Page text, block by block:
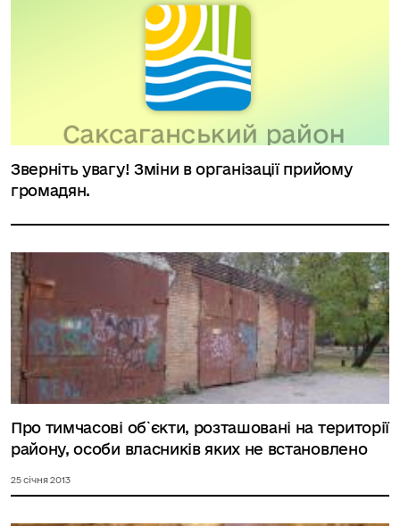
Зверніть увагу! Зміни в організації прийому
громадян.
Про тимчасові об`єкти, розташовані на території
району, особи власників яких не встановлено
25 січня 2013